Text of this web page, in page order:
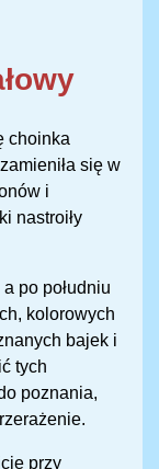
choinka
się w
i
nastroiły
po południu
kolorowych
bajek i
tych
poznania,
przy